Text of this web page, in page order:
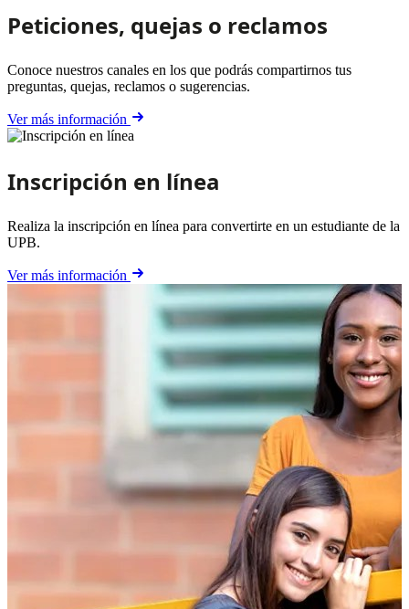
Peticiones, quejas o reclamos
Conoce nuestros canales en los que podrás compartirnos tus
preguntas, quejas, reclamos o sugerencias.
Ver más información
Inscripción en línea
Realiza la inscripción en línea para convertirte en un estudiante de la
UPB.
Ver más información